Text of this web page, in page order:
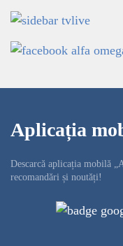
Aplicația
Descarcă aplicația mobilă
recomandări și noutăți!